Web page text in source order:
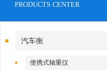
PRODUCTS CENTER
汽车衡
便携式轴重仪